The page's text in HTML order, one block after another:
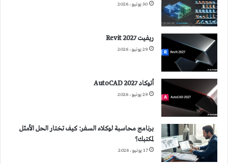
30 يونيو، 2026
ريفيت 2027 Revit
29 يونيو، 2026
أتوكاد 2027 AutoCAD
29 يونيو، 2026
برنامج محاسبة لوكلاء السفر: كيف تختار الحل الأمثل
لمكتبك؟
17 يونيو، 2026